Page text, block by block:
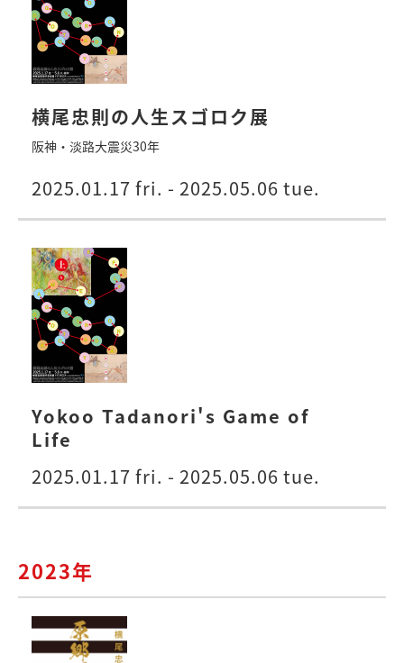
横尾忠則の人生スゴロク展
阪神・淡路大震災30年
2025.01.17 fri. - 2025.05.06 tue.
Yokoo Tadanori's Game of
Life
2025.01.17 fri. - 2025.05.06 tue.
2023年